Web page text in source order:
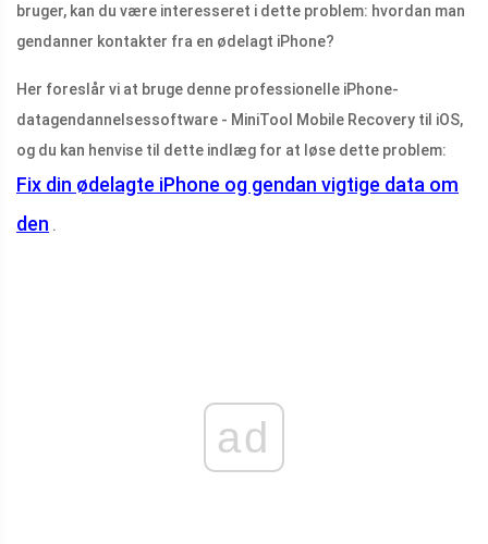
bruger, kan du være interesseret i dette problem: hvordan man
gendanner kontakter fra en ødelagt iPhone?
Her foreslår vi at bruge denne professionelle iPhone-
datagendannelsessoftware - MiniTool Mobile Recovery til iOS,
og du kan henvise til dette indlæg for at løse dette problem:
Fix din ødelagte iPhone og gendan vigtige data om
den .
ad